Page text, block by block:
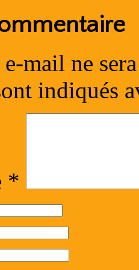
e-mail ne
indiqués
*